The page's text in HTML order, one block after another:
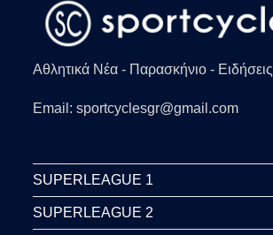
Αθλητικά Νέα - Παρασκήνιο - Ειδήσεις
Email: sportcyclesgr@gmail.com
SUPERLEAGUE 1
SUPERLEAGUE 2